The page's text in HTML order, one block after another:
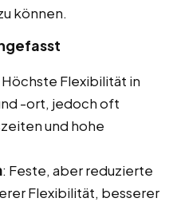
können.
Höchste Flexibilität in
-ort, jedoch oft
und hohe
: Feste, aber reduzierte
Flexibilität, besserer